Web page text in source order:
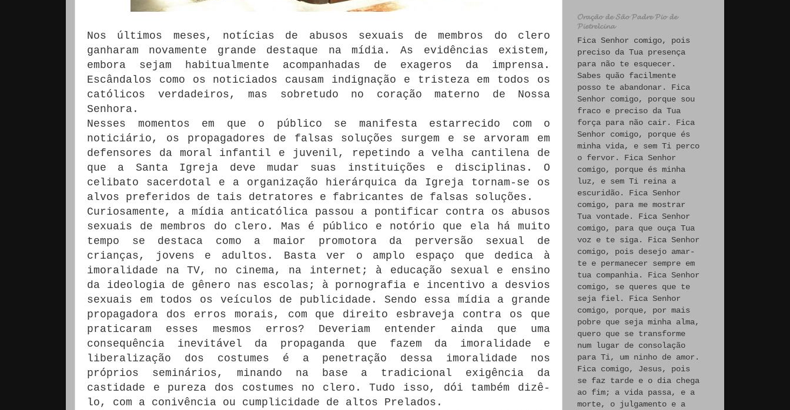
Nos últimos meses, notícias de abusos sexuais de membros do clero
ganharam novamente grande destaque na mídia. As evidências existem,
embora sejam habitualmente acompanhadas de exageros da imprensa.
Escândalos como os noticiados causam indignação e tristeza em todos os
católicos verdadeiros, mas sobretudo no coração materno de Nossa
Senhora.
Nesses momentos em que o público se manifesta estarrecido com o
noticiário, os propagadores de falsas soluções surgem e se arvoram em
defensores da moral infantil e juvenil, repetindo a velha cantilena de
que a Santa Igreja deve mudar suas instituições e disciplinas. O
celibato sacerdotal e a organização hierárquica da Igreja tornam-se os
alvos preferidos de tais detratores e fabricantes de falsas soluções.
Curiosamente, a mídia anticatólica passou a pontificar contra os abusos
sexuais de membros do clero. Mas é público e notório que ela há muito
tempo se destaca como a maior promotora da perversão sexual de
crianças, jovens e adultos. Basta ver o amplo espaço que dedica à
imoralidade na TV, no cinema, na internet; à educação sexual e ensino
da ideologia de gênero nas escolas; à pornografia e incentivo a desvios
sexuais em todos os veículos de publicidade. Sendo essa mídia a grande
propagadora dos erros morais, com que direito esbraveja contra os que
praticaram esses mesmos erros? Deveriam entender ainda que uma
consequência inevitável da propaganda que fazem da imoralidade e
liberalização dos costumes é a penetração dessa imoralidade nos
próprios seminários, minando na base a tradicional exigência da
castidade e pureza dos costumes no clero. Tudo isso, dói também dizê-
lo, com a conivência ou cumplicidade de altos Prelados.
𝓞𝓻𝓪𝓬̧𝓪̃𝓸 𝓭𝓮 𝓢𝓪̃𝓸 𝓟𝓪𝓭𝓻𝓮 𝓟𝓲𝓸 𝓭𝓮
𝓟𝓲𝓮𝓽𝓻𝓮𝓵𝓬𝓲𝓷𝓪
Fica Senhor comigo, pois
preciso da Tua presença
para não te esquecer.
Sabes quão facilmente
posso te abandonar. Fica
Senhor comigo, porque sou
fraco e preciso da Tua
força para não cair. Fica
Senhor comigo, porque és
minha vida, e sem Ti perco
o fervor. Fica Senhor
comigo, porque és minha
luz, e sem Ti reina a
escuridão. Fica Senhor
comigo, para me mostrar
Tua vontade. Fica Senhor
comigo, para que ouça Tua
voz e te siga. Fica Senhor
comigo, pois desejo amar-
te e permanecer sempre em
tua companhia. Fica Senhor
comigo, se queres que te
seja fiel. Fica Senhor
comigo, porque, por mais
pobre que seja minha alma,
quero que se transforme
num lugar de consolação
para Ti, um ninho de amor.
Fica comigo, Jesus, pois
se faz tarde e o dia chega
ao fim; a vida passa, e a
morte, o julgamento e a